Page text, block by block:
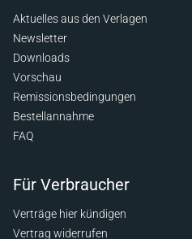
Aktuelles aus den Verlagen
Newsletter
Downloads
Vorschau
Remissionsbedingungen
Bestellannahme
FAQ
Für Verbraucher
Verträge hier kündigen
Vertrag widerrufen